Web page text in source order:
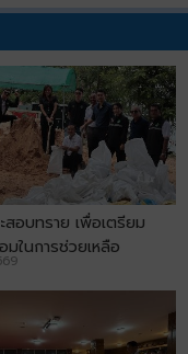
สอบทราย เพื่อเตรียม
มในการช่วยเหลือ